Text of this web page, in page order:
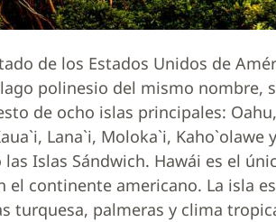
de los Estados Unidos de
polinesio del mismo nombre,
de ocho islas principales:
Lana`i, Moloka`i,
Islas Sándwich. Hawái es el
el continente americano. La isla
turquesa, palmeras y clima